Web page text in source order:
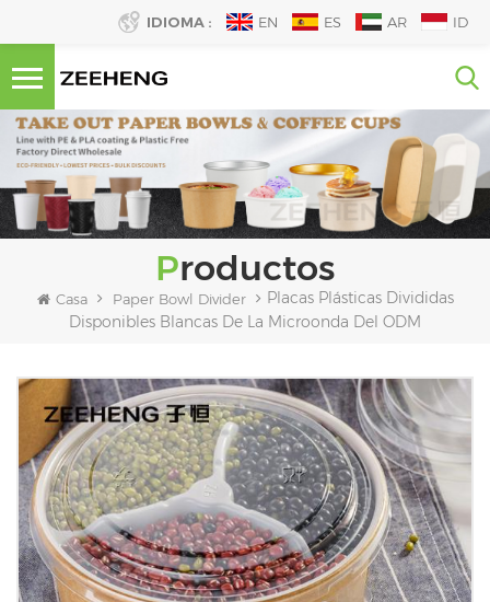
IDIOMA : EN ES AR ID
Productos
Casa Paper Bowl Divider
Placas Plásticas Divididas
Disponibles Blancas De La Microonda Del ODM